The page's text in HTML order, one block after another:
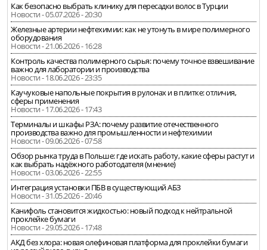
Как безопасно выбрать клинику для пересадки волос в Турции
Новости - 05.07.2026 - 20:30
Железные артерии нефтехимии: как не утонуть в мире полимерного
оборудования
Новости - 21.06.2026 - 16:28
Контроль качества полимерного сырья: почему точное взвешивание
важно для лаборатории и производства
Новости - 18.06.2026 - 23:35
Каучуковые напольные покрытия в рулонах и в плитке: отличия,
сферы применения
Новости - 17.06.2026 - 17:43
Терминалы и шкафы РЗА: почему развитие отечественного
производства важно для промышленности и нефтехимии
Новости - 09.06.2026 - 07:58
Обзор рынка труда в Польше: где искать работу, какие сферы растут и
как выбрать надёжного работодателя (мнение)
Новости - 03.06.2026 - 22:55
Интеграция установки ПБВ в существующий АБЗ
Новости - 31.05.2026 - 20:46
Канифоль становится жидкостью: новый подход к нейтральной
проклейке бумаги
Новости - 29.05.2026 - 17:48
АКД без хлора: новая олефиновая платформа для проклейки бумаги